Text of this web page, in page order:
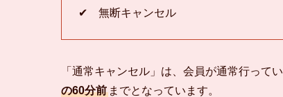
✔ 無断キャンセル
「通常キャンセル」 は、会員が通常行って
の60分前 までとなっています。